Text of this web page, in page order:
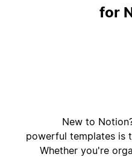
for
New to
powerful templates is
Whether you're